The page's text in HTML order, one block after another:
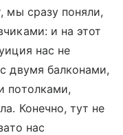
мы сразу поняли,
и на этот
нас не
двумя балконами,
потолками,
Конечно, тут не
нас